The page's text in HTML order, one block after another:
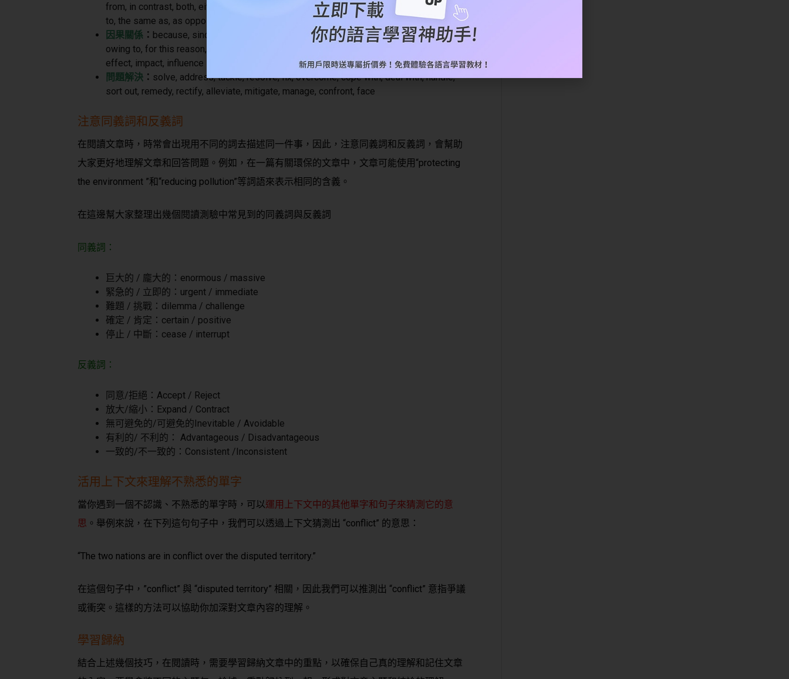
from, in contrast, both, either, neither, similarly, likewise, compared to, just as, similarly
to, the same as, as opposed to
因果關係 ： because, since, as a result, therefore, thus, hence, consequently, due to,
owing to, for this reason, so that, as a consequence, result in, lead to, trigger, cause,
effect, impact, influence
問題解決 ： solve, address, tackle, resolve, fix, overcome, cope with, deal with, handle,
sort out, remedy, rectify, alleviate, mitigate, manage, confront, face
注意同義詞和反義詞
在閱讀文章時，時常會出現用不同的詞去描述同一件事，因此， 注意同義詞和反義詞 ，會幫助
大家更好地理解文章和回答問題。例如，在一篇有關環保的文章中，文章可能使用“protecting
the environment ”和“reducing pollution”等詞語來表示相同的含義。
在這邊幫大家整理出幾個閱讀測驗中常見到的同義詞與反義詞
同義詞：
巨大的 / 龐大的：enormous / massive
緊急的 / 立即的：urgent / immediate
難題 / 挑戰：dilemma / challenge
確定 / 肯定：certain / positive
停止 / 中斷：cease / interrupt
反義詞：
同意/拒絕：Accept / Reject
放大/縮小：Expand / Contract
無可避免的/可避免的Inevitable / Avoidable
有利的/ 不利的： Advantageous / Disadvantageous
一致的/不一致的：Consistent /Inconsistent
活用上下文來理解不熟悉的單字
當你遇到一個不認識、不熟悉的單字時，可以運用上下文中的其他單字和句子來猜測它的意
思 。舉例來說，在下列這句句子中，我們可以透過上下文猜測出 “conflict” 的意思：
“The two nations are in conflict over the disputed territory.”
在這個句子中，”conflict” 與 “disputed territory” 相關，因此我們可以推測出 “conflict” 意指爭議
或衝突。這樣的方法可以協助你加深對文章內容的理解。
學習歸納
結合上述幾個技巧，在閱讀時，需要學習歸納文章中的重點，以確保自己真的理解和記住文章